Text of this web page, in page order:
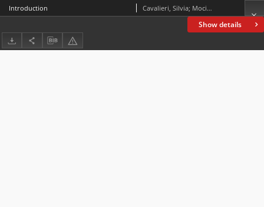
Show details
Introduction Cavalieri, Silvia; Mocini, Renzo; Turnbull, Judith